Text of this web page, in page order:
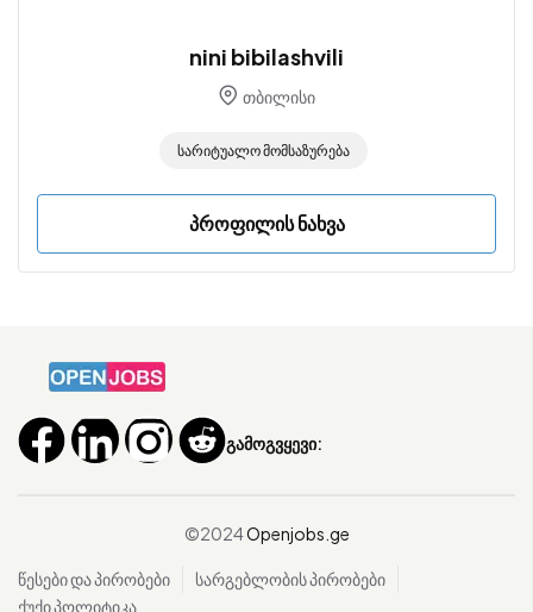
nini bibilashvili
თბილისი
Სარიტუალო Მომსაზურება
პროფილის ნახვა
გამოგვყევი:
©2024Openjobs.ge
წესები და პირობები
სარგებლობის პირობები
ქუქი პოლიტიკა